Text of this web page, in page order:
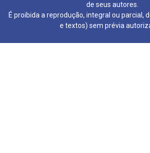
de seus autores.
É proibida a reprodução, integral ou parcial,
e textos) sem prévia